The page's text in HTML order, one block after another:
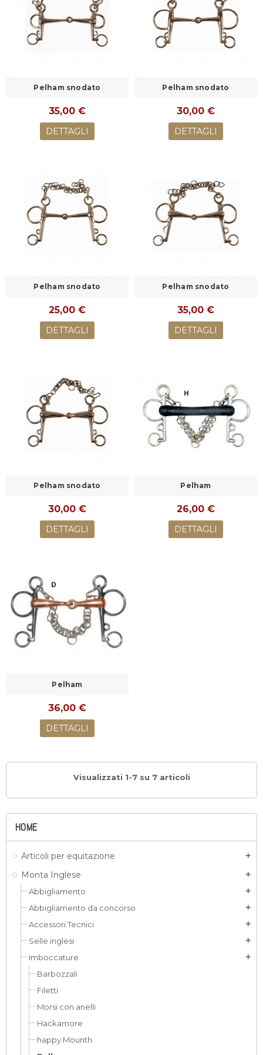
HOME
Articoli per equitazione add
Monta Inglese add
Abbigliamento add
Abbigliamento da concorso add
Accessori Tecnici add
Selle inglesi add
Imboccature add
Barbozzali
Filetti
Morsi con anelli
Hackamore
happy Mounth
Pelham snodato
35,00 €
DETTAGLI
Pelham snodato
30,00 €
DETTAGLI
Pelham snodato
25,00 €
DETTAGLI
Pelham snodato
35,00 €
DETTAGLI
Pelham snodato
30,00 €
DETTAGLI
Pelham
26,00 €
DETTAGLI
Pelham
36,00 €
DETTAGLI
Visualizzati 1-7 su 7 articoli